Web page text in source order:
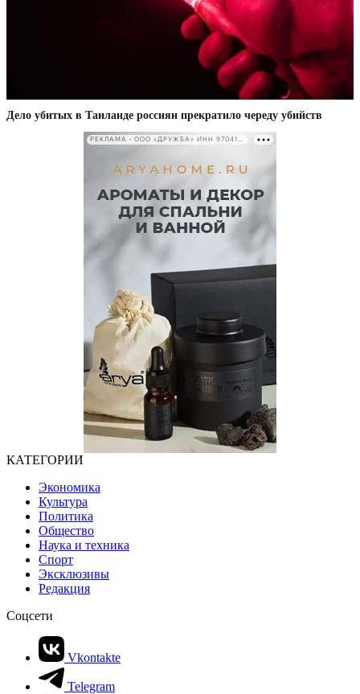
Дело убитых в Таиланде россиян прекратило череду убийств
РЕКЛАМА • ООО «ДРУЖБА» ИНН 9704146411
КАТЕГОРИИ
Экономика
Культура
Политика
Общество
Наука и техника
Спорт
Эксклюзивы
Редакция
Соцсети
Vkontakte
Telegram